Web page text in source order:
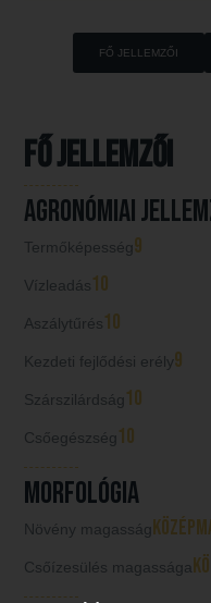
FŐ JELLEMZŐI
Fő jellemzői
AGRONÓMIAI
Termőképesség9
Vízleadás10
Aszálytűrés10
Kezdeti fejlődési erély9
Szárszilárdság10
Csőegészség10
Morfológia
Növény magasság
Csőízesülés magassága